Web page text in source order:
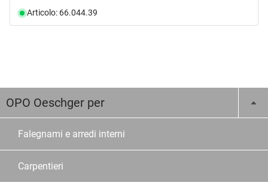
Articolo: 66.044.39
OPO Oeschger per
Falegnami e arredi interni
Carpentieri